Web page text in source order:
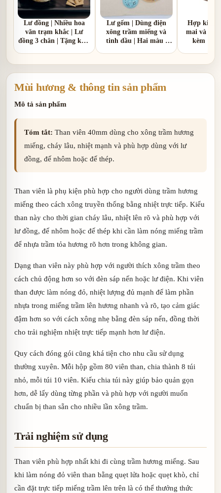
Lư đồng | Nhiều hoa
văn trạm khắc | Lư
đồng 3 chân | Tặng kèm
Lư gốm | Dùng điện
xông trầm miếng và
tinh dầu | Hai màu |
Hợp kim |
mai và hoa
kèm 1
Mùi hương & thông tin sản phẩm
Mô tả sản phẩm
Tóm tắt: Than viên 40mm dùng cho xông trầm hương
miếng, cháy lâu, nhiệt mạnh và phù hợp dùng với lư
đồng, đế nhôm hoặc đế thép.
Than viên là phụ kiện phù hợp cho người dùng trầm hương
miếng theo cách xông truyền thống bằng nhiệt trực tiếp. Kiểu
than này cho thời gian cháy lâu, nhiệt lên rõ và phù hợp với
lư đồng, đế nhôm hoặc đế thép khi cần làm nóng miếng trầm
để nhựa trầm tỏa hương rõ hơn trong không gian.
Dạng than viên này phù hợp với người thích xông trầm theo
cách chủ động hơn so với đèn sáp nến hoặc lư điện. Khi viên
than được làm nóng đỏ, nhiệt lượng đủ mạnh để làm phần
nhựa trong miếng trầm lên hương nhanh và rõ, tạo cảm giác
đậm hơn so với cách xông nhẹ bằng đèn sáp nến, đồng thời
cho trải nghiệm nhiệt trực tiếp mạnh hơn lư điện.
Quy cách đóng gói cũng khá tiện cho nhu cầu sử dụng
thường xuyên. Mỗi hộp gồm 80 viên than, chia thành 8 túi
nhỏ, mỗi túi 10 viên. Kiểu chia túi này giúp bảo quản gọn
hơn, dễ lấy dùng từng phần và phù hợp với người muốn
chuẩn bị than sẵn cho nhiều lần xông trầm.
Trải nghiệm sử dụng
Than viên phù hợp nhất khi đi cùng trầm hương miếng. Sau
khi làm nóng đỏ viên than bằng quẹt lửa hoặc quẹt khò, chỉ
cần đặt trực tiếp miếng trầm lên trên là có thể thưởng thức